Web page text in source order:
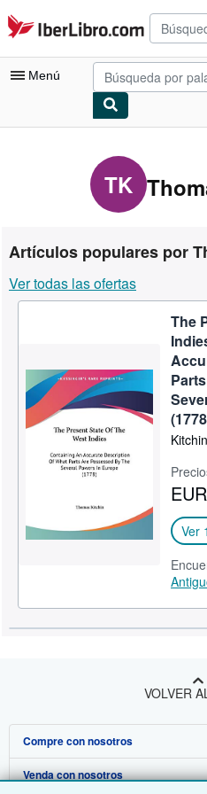
Pasar al contenido principal
IberLibro.com
Menú
Consultar mis pedidos
Búsqueda avanzada
Libros antiguos
Arte y coleccionismo
Ayuda
TK
Artículos populares por
Ver todas las ofertas
The
Ver
VOLVER
Compre con nosotros
Búsqueda avanzada
Venda con nosotros